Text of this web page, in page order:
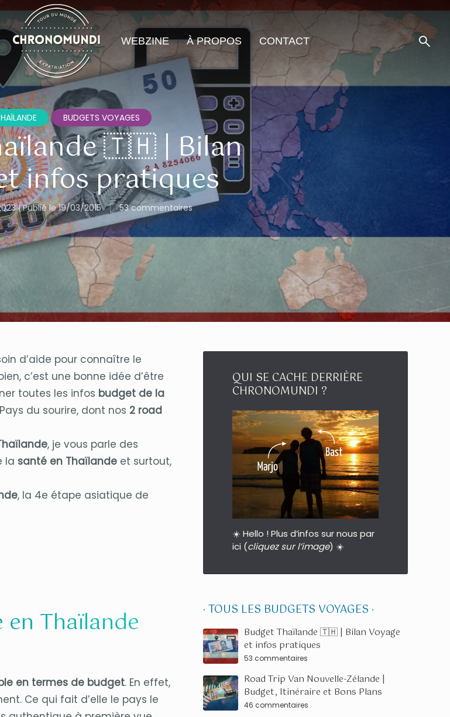
WEBZINE À PROPOS CONTACT
BUDGETS VOYAGES
🇹🇭 | Bilan
infos pratiques
| Publié le 19/03/2015 53 commentaires
d’aide pour connaître le
c’est une bonne idée d’être
toutes les infos budget de la
du sourire, dont nos 2 road
, je vous parle des
la santé en Thaïlande et surtout,
, la 4e étape asiatique de
Thaïlande
en termes de budget. En effet,
Ce qui fait d’elle le pays le
QUI SE CACHE DERRIÈRE
CHRONOMUNDI ?
☀️ Hello ! Plus d’infos sur nous par
ici (cliquez sur l’image) ☀️
· TOUS LES BUDGETS VOYAGES ·
Budget Thaïlande 🇹🇭 | Bilan Voyage
et infos pratiques
53 commentaires
Road Trip Van Nouvelle-Zélande |
Budget, Itinéraire et Bons Plans
46 commentaires